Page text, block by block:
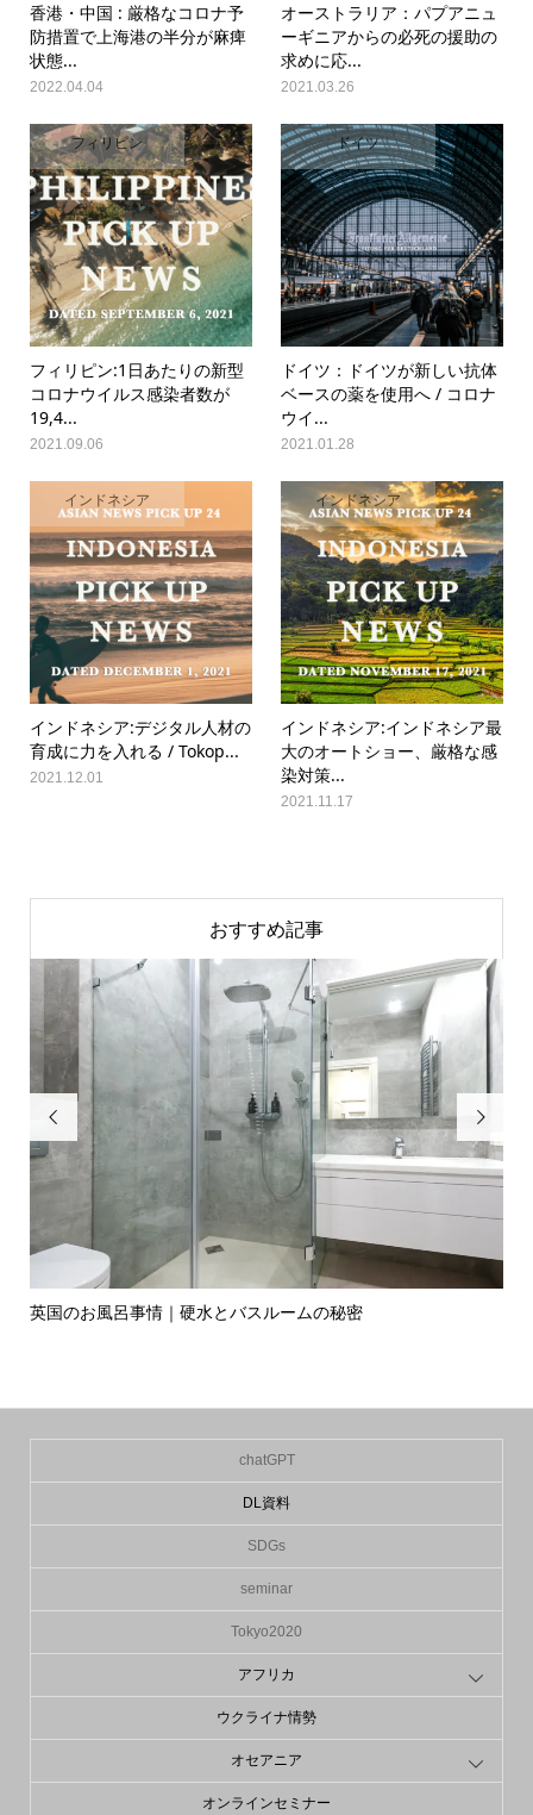
香港・中国 : 厳格なコロナ予
防措置で上海港の半分が麻痺
状態...
2022.04.04
オーストラリア：パプアニュ
ーギニアからの必死の援助の
求めに応...
2021.03.26
フィリピン
フィリピン:1日あたりの新型
コロナウイルス感染者数が
19,4...
2021.09.06
ドイツ
ドイツ：ドイツが新しい抗体
ベースの薬を使用へ / コロナ
ウイ...
2021.01.28
インドネシア
インドネシア:デジタル人材の
育成に力を入れる / Tokop...
2021.12.01
インドネシア
インドネシア:インドネシア最
大のオートショー、厳格な感
染対策...
2021.11.17
おすすめ記事

英国のお風呂事情｜硬水とバスルームの秘密

chatGPT
DL資料
SDGs
seminar
Tokyo2020
アフリカ
ウクライナ情勢
オセアニア
オンラインセミナー